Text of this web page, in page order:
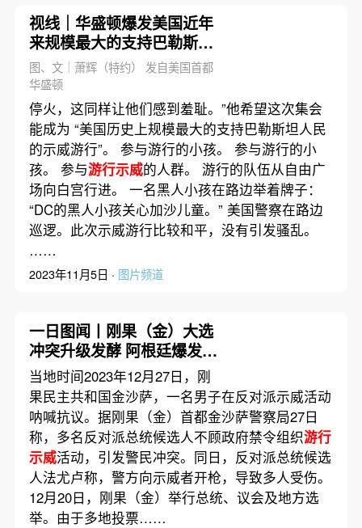
视线｜华盛顿爆发美国近年
来规模最大的支持巴勒斯坦
集会游行
图、文｜萧辉（特约） 发自美国首都
华盛顿
停火，这同样让他们感到羞耻。”他希望这次集会
能成为 “美国历史上规模最大的支持巴勒斯坦人民
的示威游行”。 参与游行的小孩。 参与游行的小
孩。 参与游行示威的人群。 游行的队伍从自由广
场向白宫行进。 一名黑人小孩在路边举着牌子：
“DC的黑人小孩关心加沙儿童。” 美国警察在路边
巡逻。此次示威游行比较和平，没有引发骚乱。
……
2023年11月5日 · 图片频道
一日图闻丨刚果（金）大选
冲突升级发酵 阿根廷爆发大
规模抗议示威反对米莱新政
当地时间2023年12月27日，刚
果民主共和国金沙萨，一名男子在反对派示威活动
呐喊抗议。据刚果（金）首都金沙萨警察局27日
称，多名反对派总统候选人不顾政府禁令组织游行
示威活动，引发警民冲突。同日，反对派总统候选
人法尤卢称，警方向示威者开枪，导致多人受伤。
12月20日，刚果（金）举行总统、议会及地方选
举。由于多地投票……